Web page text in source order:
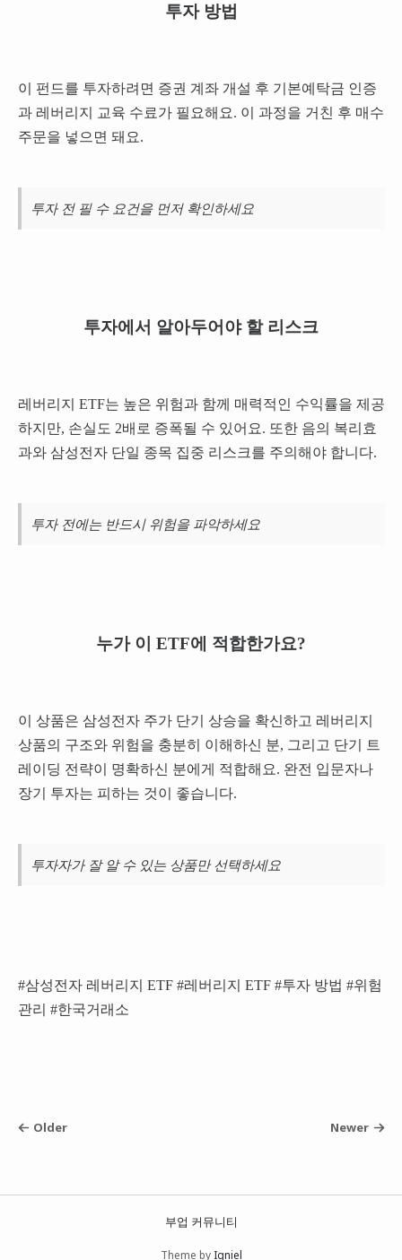
투자 방법
이 펀드를 투자하려면 증권 계좌 개설 후 기본예탁금 인증
과 레버리지 교육 수료가 필요해요. 이 과정을 거친 후 매수
주문을 넣으면 돼요.
투자 전 필 수 요건을 먼저 확인하세요
투자에서 알아두어야 할 리스크
레버리지 ETF는 높은 위험과 함께 매력적인 수익률을 제공
하지만, 손실도 2배로 증폭될 수 있어요. 또한 음의 복리효
과와 삼성전자 단일 종목 집중 리스크를 주의해야 합니다.
투자 전에는 반드시 위험을 파악하세요
누가 이 ETF에 적합한가요?
이 상품은 삼성전자 주가 단기 상승을 확신하고 레버리지
상품의 구조와 위험을 충분히 이해하신 분, 그리고 단기 트
레이딩 전략이 명확하신 분에게 적합해요. 완전 입문자나
장기 투자는 피하는 것이 좋습니다.
투자자가 잘 알 수 있는 상품만 선택하세요
#삼성전자 레버리지 ETF #레버리지 ETF #투자 방법 #위험
관리 #한국거래소
Older Newer
부업 커뮤니티
Theme by Igniel